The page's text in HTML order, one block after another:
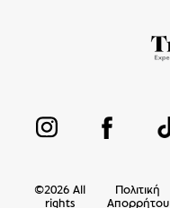
©2026 All
rights
Πολιτική
Απορρήτου